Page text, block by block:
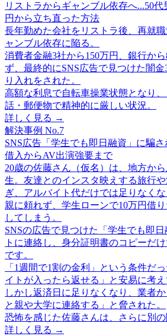
リストラからギャンブル依存へ...50
円から立ち直った方法
長年勤めた会社をリストラ後、再就
ャンブル依存に陥る。
消費者金融3社から150万円、銀行か
ず、最終的にSNS広告で見つけた闇
り入れをされた。
高額な利息で自転車操業状態となり
話・郵便物で精神的に厳しい状況。
詳しく見る →
解決事例 No.7
SNS広告「学生でも即日融資」に騙
借入からAV出演強要まで
20歳の佐藤さん（仮名）は、地方か
生。友達とのインスタ映えする旅行
ぎ、アルバイト代だけでは足りなくな
親に頼れず、学生ローンで10万円借
してしまう。
SNSの広告で見つけた「学生でも即
トに連絡し、身分証明書のコピーだ
です。
「1週間で1割の金利」という条件だ
イトが入ったら返せる」と安易に考え
しかし返済日に足りなくなり、業者
と親や大学に連絡する」と脅された。
恐怖を感じた佐藤さんは、さらに別の
詳しく見る →